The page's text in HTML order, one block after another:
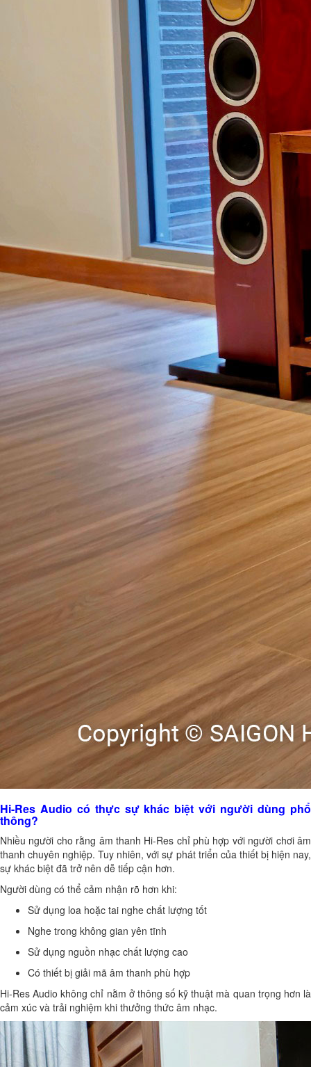
Hi-Res Audio có thực sự khác biệt với người dùng phổ
thông?
Nhiều người cho rằng âm thanh Hi-Res chỉ phù hợp với người chơi âm
thanh chuyên nghiệp. Tuy nhiên, với sự phát triển của thiết bị hiện nay,
sự khác biệt đã trở nên dễ tiếp cận hơn.
Người dùng có thể cảm nhận rõ hơn khi:
Sử dụng loa hoặc tai nghe chất lượng tốt
Nghe trong không gian yên tĩnh
Sử dụng nguồn nhạc chất lượng cao
Có thiết bị giải mã âm thanh phù hợp
Hi-Res Audio không chỉ nằm ở thông số kỹ thuật mà quan trọng hơn là
cảm xúc và trải nghiệm khi thưởng thức âm nhạc.